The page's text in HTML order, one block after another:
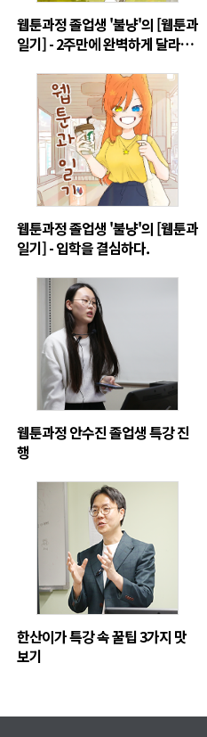
웹툰과정 졸업생 '불냥'의 [웹툰과
일기] - 2주만에 완벽하게 달라진
웹툰과정 졸업생 '불냥'의 [웹툰과
일기] - 입학을 결심하다.
웹툰과정 안수진 졸업생 특강 진
행
한산이가 특강 속 꿀팁 3가지 맛
보기